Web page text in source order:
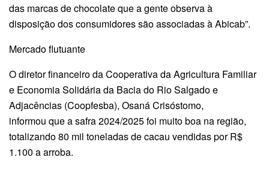
das marcas de chocolate que a gente observa à
disposição dos consumidores são associadas à Abicab”.
Mercado flutuante
O diretor financeiro da Cooperativa da Agricultura Familiar
e Economia Solidária da Bacia do Rio Salgado e
Adjacências (Coopfesba), Osaná Crisóstomo,
informou que a safra 2024/2025 foi muito boa na região,
totalizando 80 mil toneladas de cacau vendidas por R$
1.100 a arroba.